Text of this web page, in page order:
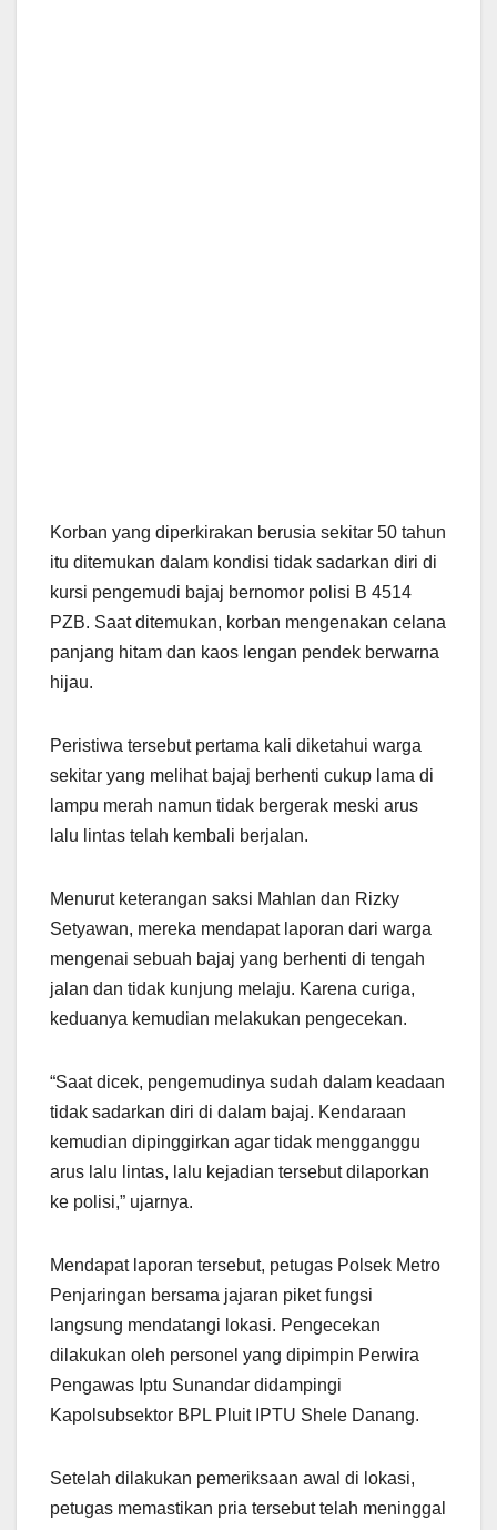
Korban yang diperkirakan berusia sekitar 50 tahun
itu ditemukan dalam kondisi tidak sadarkan diri di
kursi pengemudi bajaj bernomor polisi B 4514
PZB. Saat ditemukan, korban mengenakan celana
panjang hitam dan kaos lengan pendek berwarna
hijau.
Peristiwa tersebut pertama kali diketahui warga
sekitar yang melihat bajaj berhenti cukup lama di
lampu merah namun tidak bergerak meski arus
lalu lintas telah kembali berjalan.
Menurut keterangan saksi Mahlan dan Rizky
Setyawan, mereka mendapat laporan dari warga
mengenai sebuah bajaj yang berhenti di tengah
jalan dan tidak kunjung melaju. Karena curiga,
keduanya kemudian melakukan pengecekan.
“Saat dicek, pengemudinya sudah dalam keadaan
tidak sadarkan diri di dalam bajaj. Kendaraan
kemudian dipinggirkan agar tidak mengganggu
arus lalu lintas, lalu kejadian tersebut dilaporkan
ke polisi,” ujarnya.
Mendapat laporan tersebut, petugas Polsek Metro
Penjaringan bersama jajaran piket fungsi
langsung mendatangi lokasi. Pengecekan
dilakukan oleh personel yang dipimpin Perwira
Pengawas Iptu Sunandar didampingi
Kapolsubsektor BPL Pluit IPTU Shele Danang.
Setelah dilakukan pemeriksaan awal di lokasi,
petugas memastikan pria tersebut telah meninggal